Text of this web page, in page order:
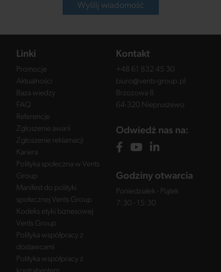
Wyślij wiadomość
Linki
Promocje
Aktualności
Baza wiedzy
FAQ
Referencje
Zgłoszenie awarii
Zgłoszenie reklamacji
Kariera
Polityka społeczna w Vents
Group
Manifest do polityki
społecznej Vents Group
Kodeks etyki biznesowej
Vents Group
Polityka współpracy z
dostawcami
Polityka współpracy z
Kontakt
+48 61 832 45 30
biuro@vents-group.pl
Brzozowa 8
64-320 Niepruszewo
Odwiedź nas na:
Godziny otwarcia
Poniedziałek - Piątek
7:30 - 15:30